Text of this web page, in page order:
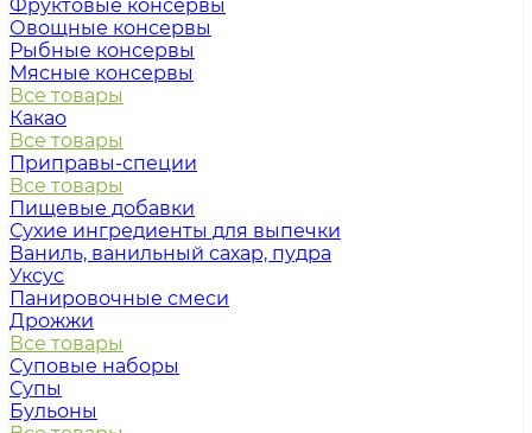
Фруктовые консервы
Овощные консервы
Рыбные консервы
Мясные консервы
Все товары
Какао
Все товары
Приправы-специи
Все товары
Пищевые добавки
Сухие ингредиенты для выпечки
Ваниль, ванильный сахар, пудра
Уксус
Панировочные смеси
Дрожжи
Все товары
Суповые наборы
Супы
Бульоны